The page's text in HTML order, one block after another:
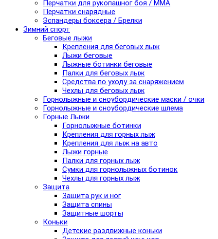
Перчатки для рукопашног боя / ММА
Перчатки снарядные
Эспандеры боксера / Брелки
Зимний спорт
Беговые лыжи
Крепления для беговых лыж
Лыжи беговые
Лыжные ботинки беговые
Палки для беговых лыж
Средства по уходу за снаряжением
Чехлы для беговых лыж
Горнолыжные и сноубордические маски / очки
Горнолыжные и сноубордические шлема
Горные Лыжи
Горнолыжные ботинки
Крепления для горных лыж
Крепления для лыж на авто
Лыжи горные
Палки для горных лыж
Сумки для горнолыжных ботинок
Чехлы для горных лыж
Защита
Защита рук и ног
Защита спины
Защитные шорты
Коньки
Детские раздвижные коньки